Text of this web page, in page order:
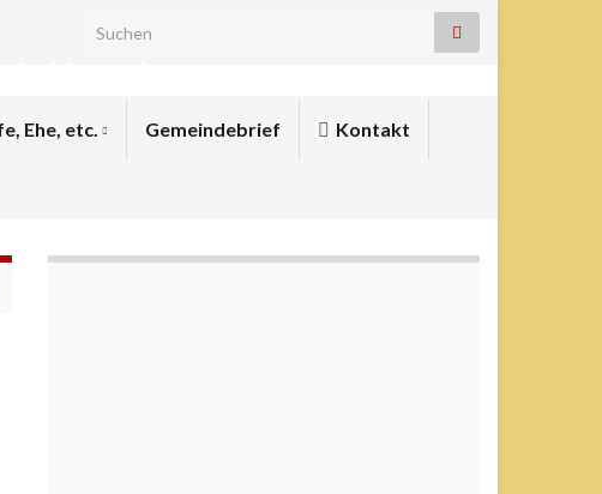
Search for:
Kassel
Ehe, etc. Gemeindebrief Kontakt